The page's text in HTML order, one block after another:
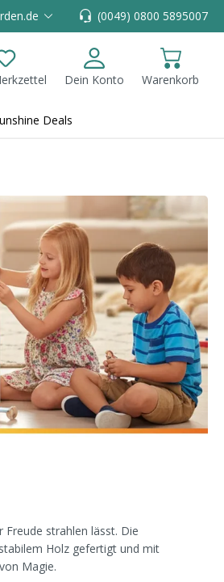
(0049) 0800 5895007
Dein Konto Warenkorb
Deals
strahlen lässt. Die
Holz gefertigt und mit
Magie.